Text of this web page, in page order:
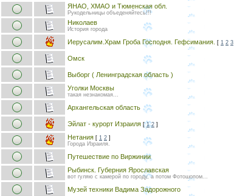
ЯНАО, ХМАО и Тюменская обл.
Рукодельницы объеденяйтесь!!!
Николаев
История города
Иерусалим.Храм Гроба Господня. Гефсимания. [ 1 2 3
Омск
Выборг ( Ленинградская область )
Уголки Москвы
такая незнакомая...
Архангельская область
Эйлат - курорт Израиля [1 2 ]
Нетания [ 1 2 ]
Города Израиля.
Путешествие по Виржинии
Рыбинск. Губерния Ярославская
вот гуляю с камерой по городу, а потом Фотошопом...
Музей техники Вадима Задорожного